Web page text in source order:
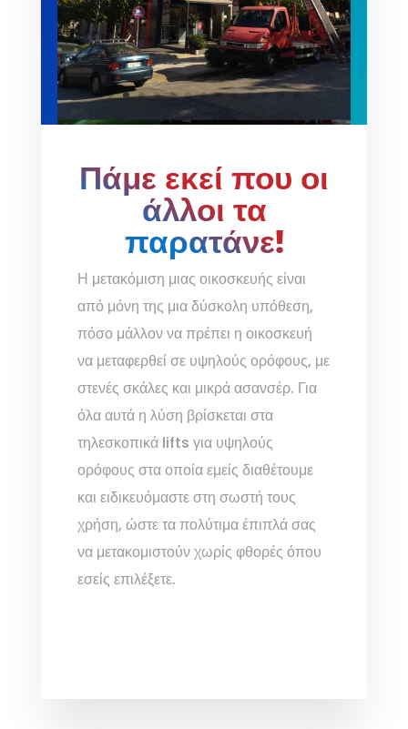
Πάμε εκεί που οι
άλλοι τα
παρατάνε!
Η μετακόμιση μιας οικοσκευής είναι
από μόνη της μια δύσκολη υπόθεση,
πόσο μάλλον να πρέπει η οικοσκευή
να μεταφερθεί σε υψηλούς ορόφους, με
στενές σκάλες και μικρά ασανσέρ. Για
όλα αυτά η λύση βρίσκεται στα
τηλεσκοπικά lifts για υψηλούς
ορόφους στα οποία εμείς διαθέτουμε
και ειδικευόμαστε στη σωστή τους
χρήση, ώστε τα πολύτιμα έπιπλά σας
να μετακομιστούν χωρίς φθορές όπου
εσείς επιλέξετε.